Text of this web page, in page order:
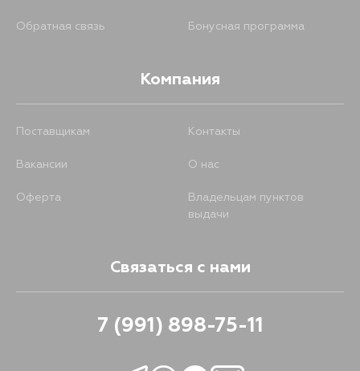
Обратная связь Бонусная программа
Компания
Поставщикам Контакты
Вакансии О нас
Оферта
Владельцам пунктов
выдачи
Связаться с нами
7 (991) 898-75-11